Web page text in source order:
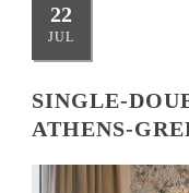
22
JUL
SINGLE-
ATHENS-